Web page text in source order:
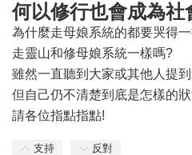
何以修行也會成為社
為什麼走母娘系統的都要哭得
走靈山和修母娘系統一樣嗎?
雖然一直聽到大家或其他人提
但自己仍不清楚到底是怎樣的
請各位指點指點!
支持 反對